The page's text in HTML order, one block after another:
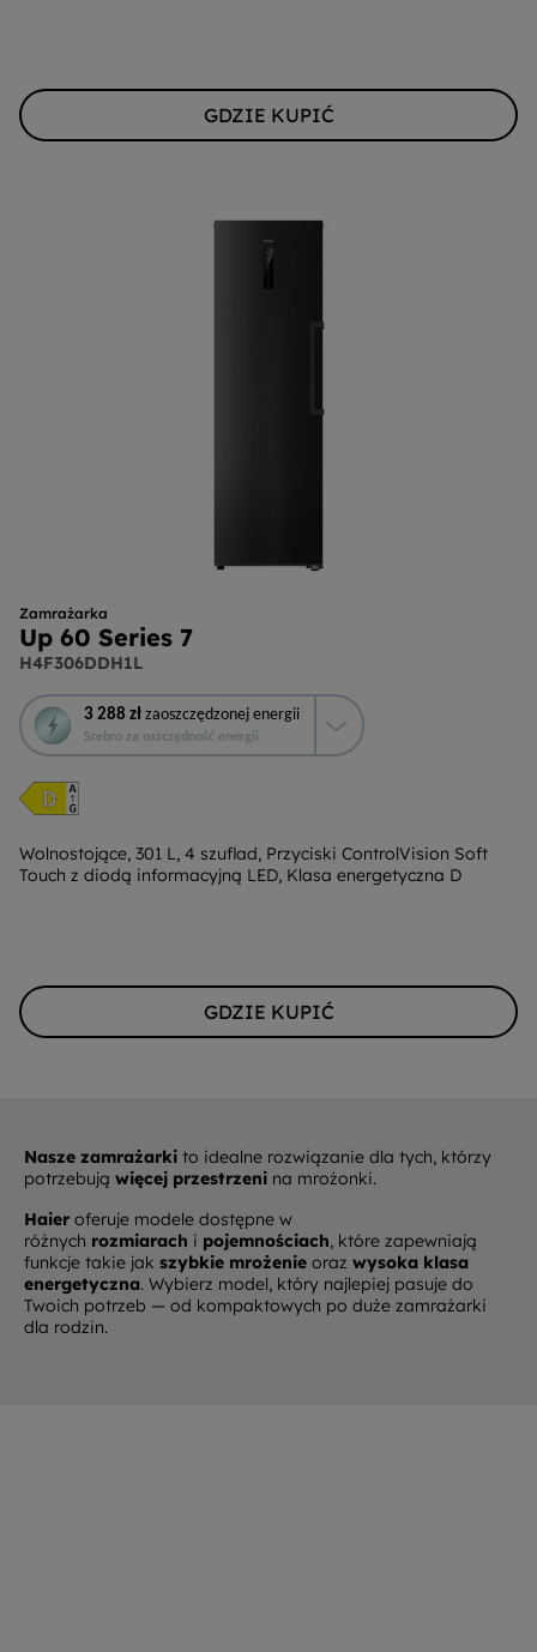
GDZIE KUPIĆ
Zamrażarka
Up 60 Series 7
H4F306DDH1L
3 288 zł zaoszczędzonej energii
Srebro za oszczędność energii
To
działanie
otworzy
narzędzie
do
energii
Youreko.
Wolnostojące, 301 L, 4 szuflad, Przyciski ControlVision Soft
Touch z diodą informacyjną LED, Klasa energetyczna D
GDZIE KUPIĆ
Nasze zamrażarki to idealne rozwiązanie dla tych, którzy
potrzebują więcej przestrzeni na mrożonki.
Haier oferuje modele dostępne w
różnych rozmiarach i pojemnościach, które zapewniają
funkcje takie jak szybkie mrożenie oraz wysoka klasa
energetyczna. Wybierz model, który najlepiej pasuje do
Twoich potrzeb — od kompaktowych po duże zamrażarki
dla rodzin.